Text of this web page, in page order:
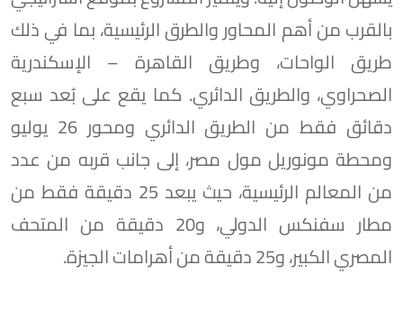
بالقرب من أهم المحاور والطرق الرئيسية، بما في ذلك
طريق الواحات، وطريق القاهرة – الإسكندرية
الصحراوي، والطريق الدائري. كما يقع على بُعد سبع
دقائق فقط من الطريق الدائري ومحور 26 يوليو
ومحطة مونوريل مول مصر، إلى جانب قربه من عدد
من المعالم الرئيسية، حيث يبعد 25 دقيقة فقط من
مطار سفنكس الدولي، و20 دقيقة من المتحف
المصري الكبير، و25 دقيقة من أهرامات الجيزة.